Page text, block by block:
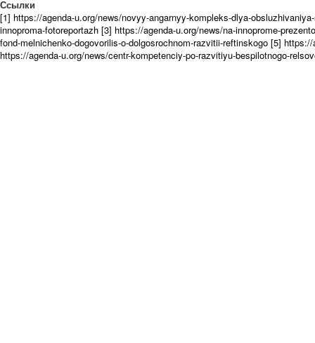
Ссылки
[1] https://agenda-u.org/news/novyy-angarnyy-kompleks-dlya-
innoproma-fotoreportazh [3] https://agenda-u.org/news/na-innoprome-
fond-melnichenko-dogovorilis-o-dolgosrochnom-razvitii-reftinskogo [5] https://
https://agenda-u.org/news/centr-kompetenciy-po-razvitiyu-bespilotnogo-